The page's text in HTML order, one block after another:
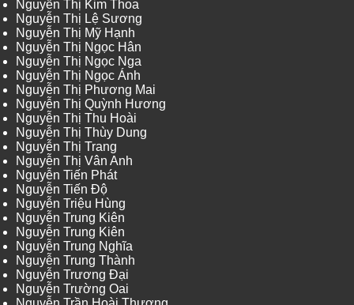
Nguyễn Thị Kim Thoa
Nguyễn Thị Lệ Sương
Nguyễn Thị Mỹ Hạnh
Nguyễn Thị Ngọc Hân
Nguyễn Thị Ngọc Nga
Nguyễn Thị Ngọc Ánh
Nguyễn Thị Phương Mai
Nguyễn Thị Quỳnh Hương
Nguyễn Thị Thu Hoài
Nguyễn Thị Thùy Dung
Nguyễn Thị Trang
Nguyễn Thị Vân Anh
Nguyễn Tiến Phát
Nguyễn Tiến Độ
Nguyễn Triệu Hùng
Nguyễn Trung Kiên
Nguyễn Trung Kiên
Nguyễn Trung Nghĩa
Nguyễn Trung Thành
Nguyễn Trương Đại
Nguyễn Trường Oai